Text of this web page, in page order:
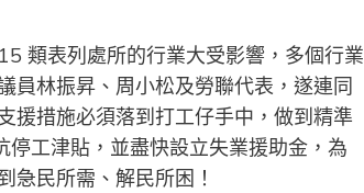
類表列處所的行業大受影響，多個行業
員林振昇、周小松及勞聯代表，遂連同
援措施必須落到打工仔手中，做到精準
工津貼，並盡快設立失業援助金，為
急民所需、解民所困！